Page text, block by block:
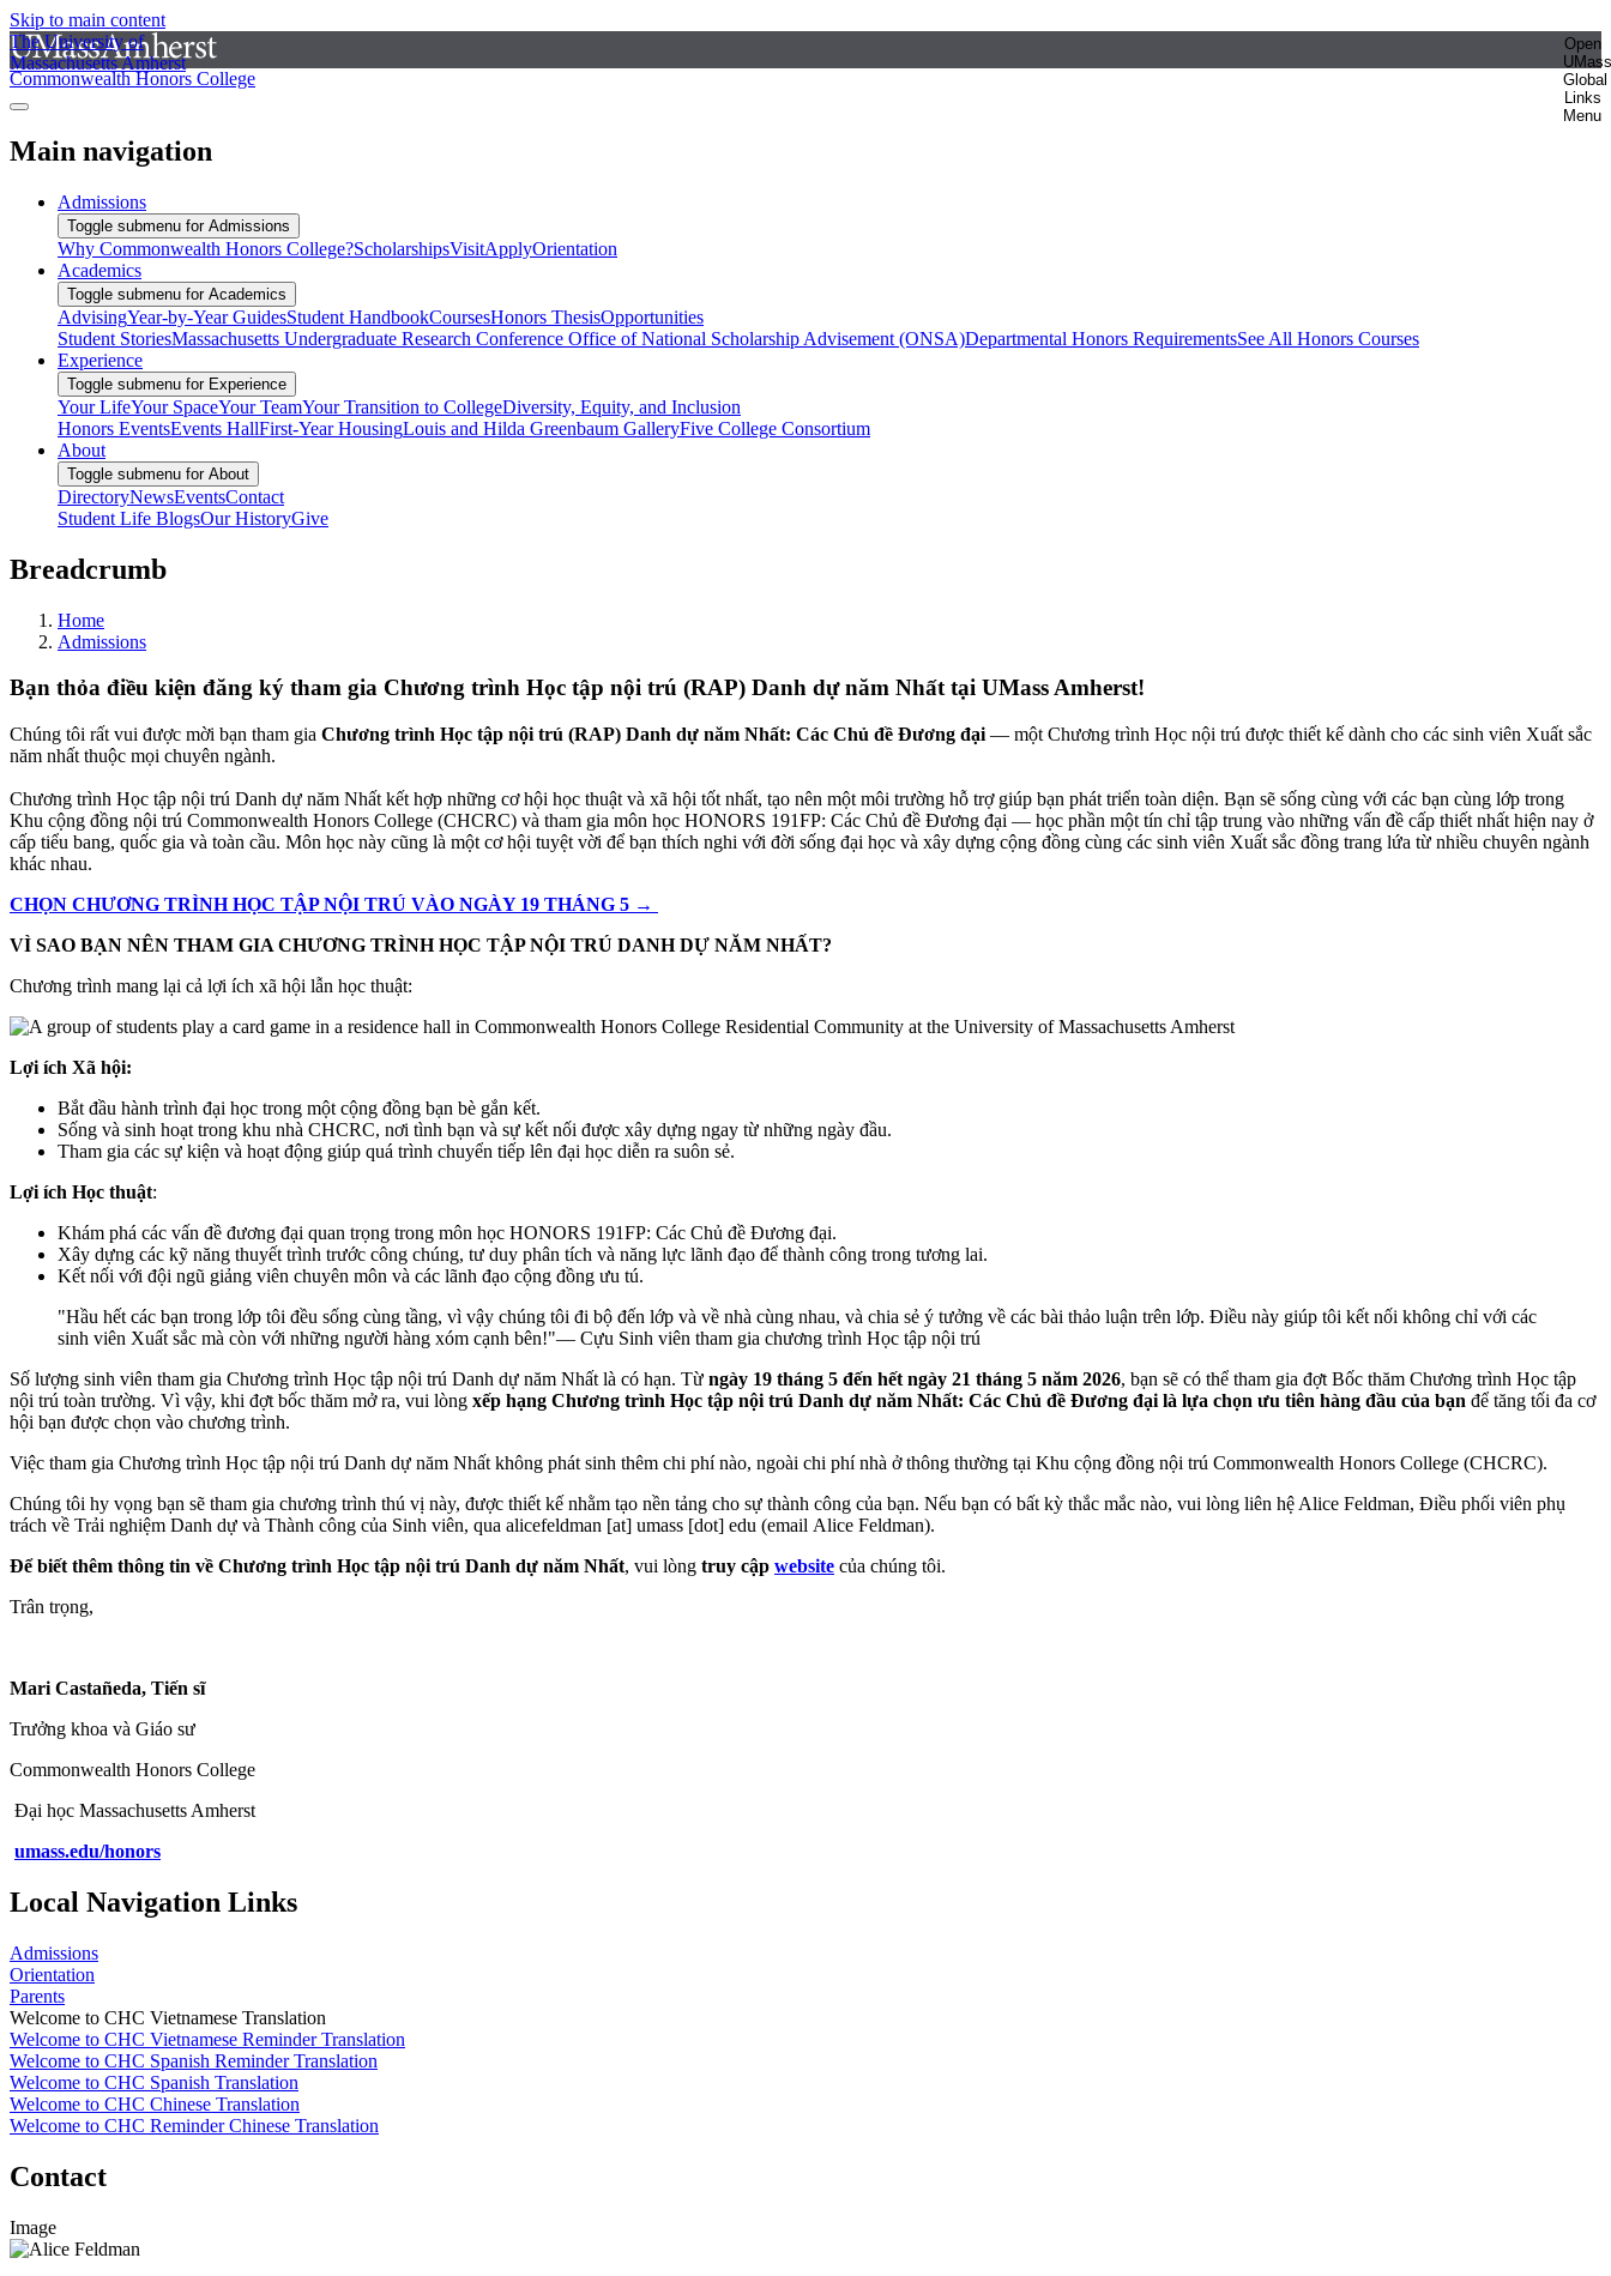
Skip to main content
The University of
Massachusetts Amherst
Open
UMass
Global
Links
Menu
Commonwealth Honors College
Main navigation
Admissions
Toggle submenu for Admissions
Why Commonwealth Honors College?ScholarshipsVisitApplyOrientation
Academics
Toggle submenu for Academics
AdvisingYear-by-Year GuidesStudent HandbookCoursesHonors ThesisOpportunities
Student StoriesMassachusetts Undergraduate Research Conference Office of National Scholarship Advisement (ONSA)Departmental Honors RequirementsSee All Honors Courses
Experience
Toggle submenu for Experience
Your LifeYour SpaceYour TeamYour Transition to CollegeDiversity, Equity, and Inclusion
Honors EventsEvents HallFirst-Year HousingLouis and Hilda Greenbaum GalleryFive College Consortium
About
Toggle submenu for About
DirectoryNewsEventsContact
Student Life BlogsOur HistoryGive
Breadcrumb
Home
Admissions
Bạn thỏa điều kiện đăng ký tham gia Chương trình Học tập nội trú (RAP) Danh dự năm Nhất tại UMass Amherst!
Chúng tôi rất vui được mời bạn tham gia Chương trình Học tập nội trú (RAP) Danh dự năm Nhất: Các Chủ đề Đương đại — một Chương trình Học nội trú được thiết kế dành cho các sinh viên Xuất sắc
năm nhất thuộc mọi chuyên ngành.
Chương trình Học tập nội trú Danh dự năm Nhất kết hợp những cơ hội học thuật và xã hội tốt nhất, tạo nên một môi trường hỗ trợ giúp bạn phát triển toàn diện. Bạn sẽ sống cùng với các bạn cùng lớp trong
Khu cộng đồng nội trú Commonwealth Honors College (CHCRC) và tham gia môn học HONORS 191FP: Các Chủ đề Đương đại — học phần một tín chỉ tập trung vào những vấn đề cấp thiết nhất hiện nay ở
cấp tiểu bang, quốc gia và toàn cầu. Môn học này cũng là một cơ hội tuyệt vời để bạn thích nghi với đời sống đại học và xây dựng cộng đồng cùng các sinh viên Xuất sắc đồng trang lứa từ nhiều chuyên ngành
khác nhau.
CHỌN CHƯƠNG TRÌNH HỌC TẬP NỘI TRÚ VÀO NGÀY 19 THÁNG 5 →
VÌ SAO BẠN NÊN THAM GIA CHƯƠNG TRÌNH HỌC TẬP NỘI TRÚ DANH DỰ NĂM NHẤT?
Chương trình mang lại cả lợi ích xã hội lẫn học thuật:
Lợi ích Xã hội:
Bắt đầu hành trình đại học trong một cộng đồng bạn bè gắn kết.
Sống và sinh hoạt trong khu nhà CHCRC, nơi tình bạn và sự kết nối được xây dựng ngay từ những ngày đầu.
Tham gia các sự kiện và hoạt động giúp quá trình chuyển tiếp lên đại học diễn ra suôn sẻ.
Lợi ích Học thuật:
Khám phá các vấn đề đương đại quan trọng trong môn học HONORS 191FP: Các Chủ đề Đương đại.
Xây dựng các kỹ năng thuyết trình trước công chúng, tư duy phân tích và năng lực lãnh đạo để thành công trong tương lai.
Kết nối với đội ngũ giảng viên chuyên môn và các lãnh đạo cộng đồng ưu tú.
"Hầu hết các bạn trong lớp tôi đều sống cùng tầng, vì vậy chúng tôi đi bộ đến lớp và về nhà cùng nhau, và chia sẻ ý tưởng về các bài thảo luận trên lớp. Điều này giúp tôi kết nối không chỉ với các
sinh viên Xuất sắc mà còn với những người hàng xóm cạnh bên!"— Cựu Sinh viên tham gia chương trình Học tập nội trú
Số lượng sinh viên tham gia Chương trình Học tập nội trú Danh dự năm Nhất là có hạn. Từ ngày 19 tháng 5 đến hết ngày 21 tháng 5 năm 2026, bạn sẽ có thể tham gia đợt Bốc thăm Chương trình Học tập
nội trú toàn trường. Vì vậy, khi đợt bốc thăm mở ra, vui lòng xếp hạng Chương trình Học tập nội trú Danh dự năm Nhất: Các Chủ đề Đương đại là lựa chọn ưu tiên hàng đầu của bạn để tăng tối đa cơ
hội bạn được chọn vào chương trình.
Việc tham gia Chương trình Học tập nội trú Danh dự năm Nhất không phát sinh thêm chi phí nào, ngoài chi phí nhà ở thông thường tại Khu cộng đồng nội trú Commonwealth Honors College (CHCRC).
Chúng tôi hy vọng bạn sẽ tham gia chương trình thú vị này, được thiết kế nhằm tạo nền tảng cho sự thành công của bạn. Nếu bạn có bất kỳ thắc mắc nào, vui lòng liên hệ Alice Feldman, Điều phối viên phụ
trách về Trải nghiệm Danh dự và Thành công của Sinh viên, qua alicefeldman [at] umass [dot] edu (email Alice Feldman).
Để biết thêm thông tin về Chương trình Học tập nội trú Danh dự năm Nhất, vui lòng truy cập website của chúng tôi.
Trân trọng,
Mari Castañeda, Tiến sĩ
Trưởng khoa và Giáo sư
Commonwealth Honors College
Đại học Massachusetts Amherst
umass.edu/honors
Local Navigation Links
Admissions
Orientation
Parents
Welcome to CHC Vietnamese Translation
Welcome to CHC Vietnamese Reminder Translation
Welcome to CHC Spanish Reminder Translation
Welcome to CHC Spanish Translation
Welcome to CHC Chinese Translation
Welcome to CHC Reminder Chinese Translation
Contact
Image